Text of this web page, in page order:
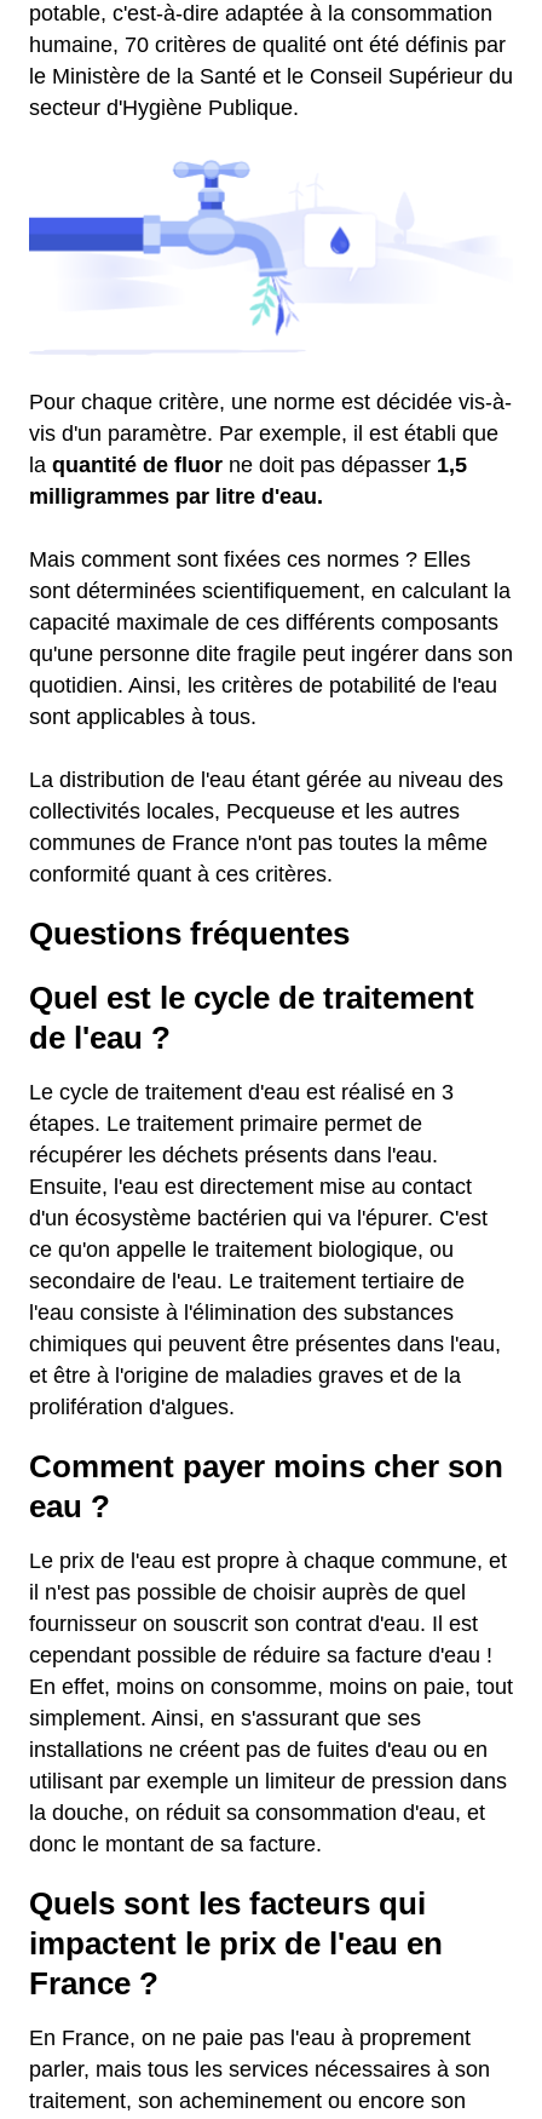
potable, c'est-à-dire adaptée à la consommation
humaine, 70 critères de qualité ont été définis par
le Ministère de la Santé et le Conseil Supérieur du
secteur d'Hygiène Publique.
Pour chaque critère, une norme est décidée vis-à-
vis d'un paramètre. Par exemple, il est établi que
la quantité de fluor ne doit pas dépasser 1,5
milligrammes par litre d'eau.
Mais comment sont fixées ces normes ? Elles
sont déterminées scientifiquement, en calculant la
capacité maximale de ces différents composants
qu'une personne dite fragile peut ingérer dans son
quotidien. Ainsi, les critères de potabilité de l'eau
sont applicables à tous.
La distribution de l'eau étant gérée au niveau des
collectivités locales, Pecqueuse et les autres
communes de France n'ont pas toutes la même
conformité quant à ces critères.
Questions fréquentes
Quel est le cycle de traitement
de l'eau ?
Le cycle de traitement d'eau est réalisé en 3
étapes. Le traitement primaire permet de
récupérer les déchets présents dans l'eau.
Ensuite, l'eau est directement mise au contact
d'un écosystème bactérien qui va l'épurer. C'est
ce qu'on appelle le traitement biologique, ou
secondaire de l'eau. Le traitement tertiaire de
l'eau consiste à l'élimination des substances
chimiques qui peuvent être présentes dans l'eau,
et être à l'origine de maladies graves et de la
prolifération d'algues.
Comment payer moins cher son
eau ?
Le prix de l'eau est propre à chaque commune, et
il n'est pas possible de choisir auprès de quel
fournisseur on souscrit son contrat d'eau. Il est
cependant possible de réduire sa facture d'eau !
En effet, moins on consomme, moins on paie, tout
simplement. Ainsi, en s'assurant que ses
installations ne créent pas de fuites d'eau ou en
utilisant par exemple un limiteur de pression dans
la douche, on réduit sa consommation d'eau, et
donc le montant de sa facture.
Quels sont les facteurs qui
impactent le prix de l'eau en
France ?
En France, on ne paie pas l'eau à proprement
parler, mais tous les services nécessaires à son
traitement, son acheminement ou encore son